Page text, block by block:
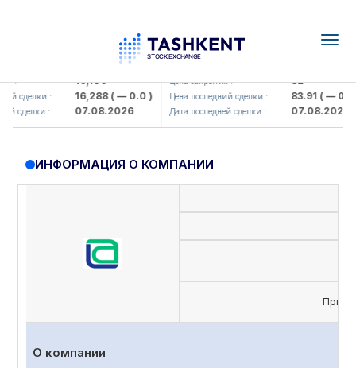
: 16,100
сделки : 16,288( — 0.0 )
сделки : 07.08.2026
KFSK (<Kafolat sug'urta
Цена закрытия : 82
Цена последний сделки : 83.91( — 0.0 )
Дата последней сделки : 07.08.2026
ИНФОРМАЦИЯ О КОМПАНИИ
О компании